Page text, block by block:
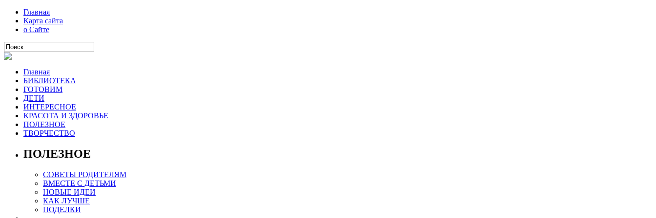
Главная
Карта сайта
о Сайте
Главная
БИБЛИОТЕКА
ГОТОВИМ
ДЕТИ
ИНТЕРЕСНОЕ
КРАСОТА И ЗДОРОВЬЕ
ПОЛЕЗНОЕ
ТВОРЧЕСТВО
ПОЛЕЗНОЕ
СОВЕТЫ РОДИТЕЛЯМ
ВМЕСТЕ С ДЕТЬМИ
НОВЫЕ ИДЕИ
КАК ЛУЧШЕ
ПОДЕЛКИ